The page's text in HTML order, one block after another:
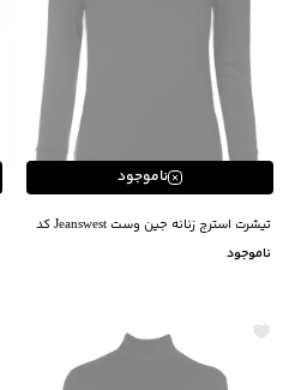
ناموجود
تیشرت استرج زنانه جین وست Jeanswest کد
24825511
ناموجود